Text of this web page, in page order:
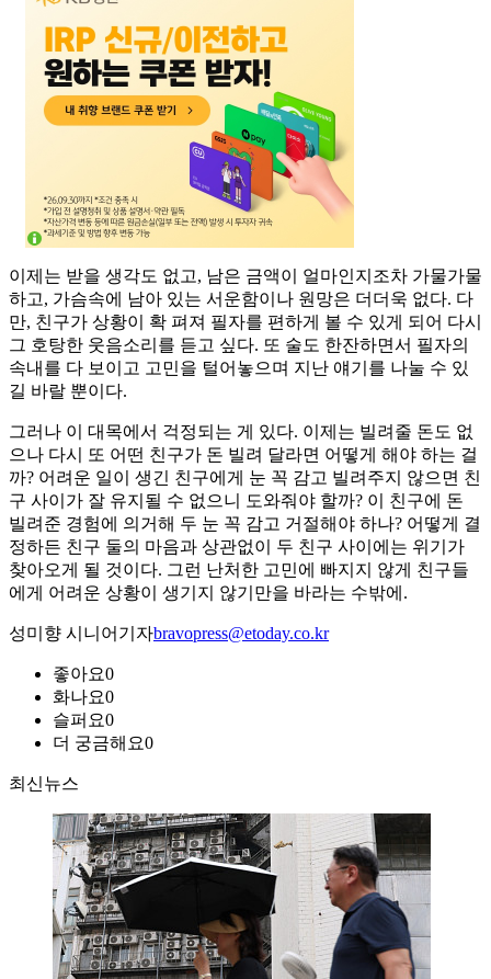
이제는 받을 생각도 없고, 남은 금액이 얼마인지조차 가물가물
하고, 가슴속에 남아 있는 서운함이나 원망은 더더욱 없다. 다
만, 친구가 상황이 확 펴져 필자를 편하게 볼 수 있게 되어 다시
그 호탕한 웃음소리를 듣고 싶다. 또 술도 한잔하면서 필자의
속내를 다 보이고 고민을 털어놓으며 지난 얘기를 나눌 수 있
길 바랄 뿐이다.
그러나 이 대목에서 걱정되는 게 있다. 이제는 빌려줄 돈도 없
으나 다시 또 어떤 친구가 돈 빌려 달라면 어떻게 해야 하는 걸
까? 어려운 일이 생긴 친구에게 눈 꼭 감고 빌려주지 않으면 친
구 사이가 잘 유지될 수 없으니 도와줘야 할까? 이 친구에 돈
빌려준 경험에 의거해 두 눈 꼭 감고 거절해야 하나? 어떻게 결
정하든 친구 둘의 마음과 상관없이 두 친구 사이에는 위기가
찾아오게 될 것이다. 그런 난처한 고민에 빠지지 않게 친구들
에게 어려운 상황이 생기지 않기만을 바라는 수밖에.
성미향 시니어기자bravopress@etoday.co.kr
좋아요0
화나요0
슬퍼요0
더 궁금해요0
최신뉴스